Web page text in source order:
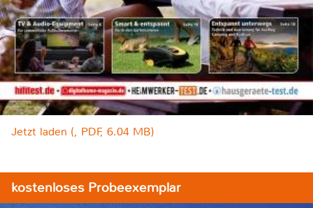
Jetzt laden (, PDF, 6.04 MB)
kostenloses Probeexemplar